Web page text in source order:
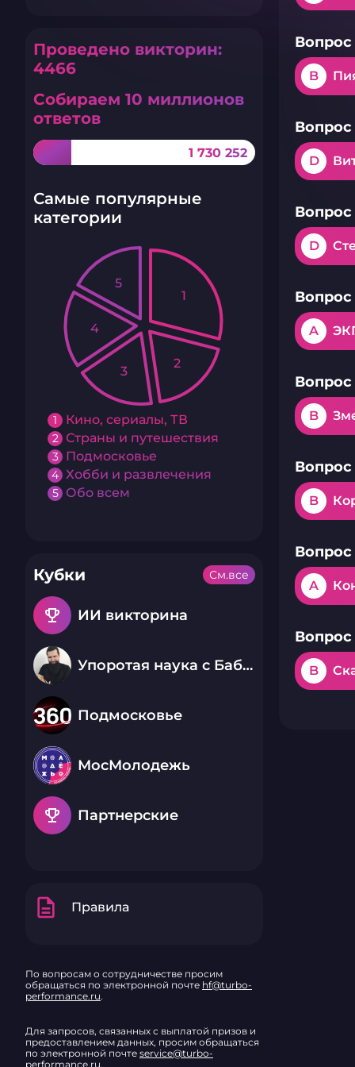
Проведено викторин:
4466
Собираем 10 миллионов
ответов
1 730 252
Самые популярные
категории
1 Кино, сериалы, ТВ
2 Страны и путешествия
3 Подмосковье
4 Хобби и развлечения
5 Обо всем
1
2
3
4
5
Кубки
emoji_events ИИ викторина
Упоротая наука с Бабаем Лютым
Подмосковье
МосМолодежь
emoji_events Партнерские
См.все
description Правила
По вопросам о сотрудничестве просим
обращаться по электронной почте hf@turbo-
performance.ru.
Для запросов, связанных с выплатой призов и
предоставлением данных, просим обращаться
по электронной почте service@turbo-
performance.ru.
Вопрос
B
Вопрос
D
Вопрос
D
Вопрос
A
Вопрос
B
Вопрос
B
Вопрос
A
Вопрос
B